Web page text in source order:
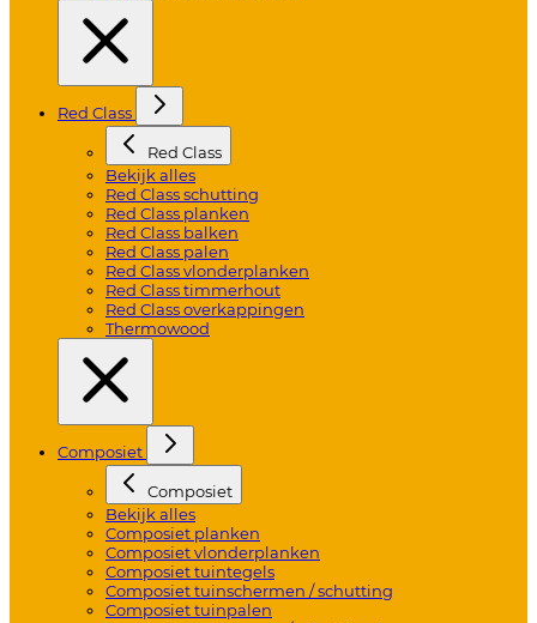
Red Class
Red Class
Bekijk alles
Red Class schutting
Red Class planken
Red Class balken
Red Class palen
Red Class vlonderplanken
Red Class timmerhout
Red Class overkappingen
Thermowood
Composiet
Composiet
Bekijk alles
Composiet planken
Composiet vlonderplanken
Composiet tuintegels
Composiet tuinschermen / schutting
Composiet tuinpalen